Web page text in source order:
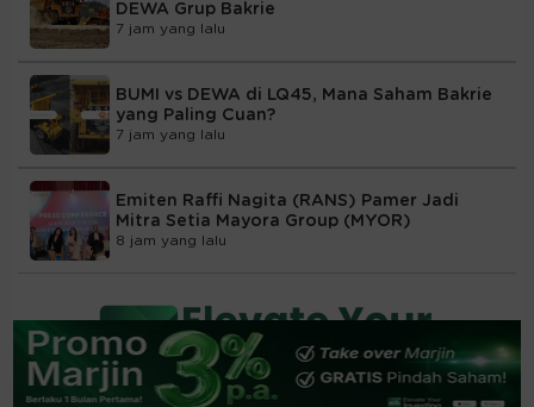
DEWA Grup Bakrie
7 jam yang lalu
BUMI vs DEWA di LQ45, Mana Saham Bakrie
yang Paling Cuan?
7 jam yang lalu
Emiten Raffi Nagita (RANS) Pamer Jadi
Mitra Setia Mayora Group (MYOR)
8 jam yang lalu